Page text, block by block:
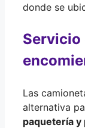
donde se
Servicio
Las
alternativa
paquetería y